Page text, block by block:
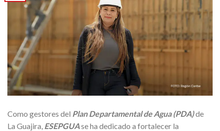
Como gestores del Plan Departamental de Agua (PDA)de
La Guajira, ESEPGUAse ha dedicado a fortalecer la